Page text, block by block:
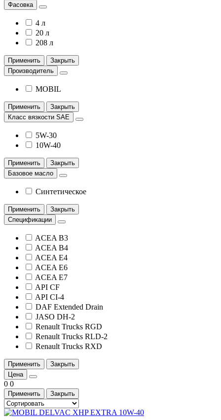
Фасовка
4 л
20 л
208 л
Применить
Закрыть
Производитель
MOBIL
Применить
Закрыть
Класс вязкости SAE
5W-30
10W-40
Применить
Закрыть
Базовое масло
Синтетическое
Применить
Закрыть
Спецификации
ACEA B3
ACEA B4
ACEA E4
ACEA E6
ACEA E7
API CF
API CI-4
DAF Extended Drain
JASO DH-2
Renault Trucks RGD
Renault Trucks RLD-2
Renault Trucks RXD
Применить
Закрыть
Цена
0 0
Применить Закрыть